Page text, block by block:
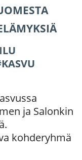
KASVU
ja Salonkin
kohderyhmä